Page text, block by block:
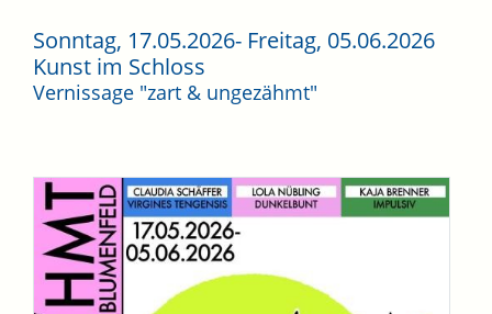
Sonntag, 17.05.2026- Freitag, 05.06.2026
Kunst im Schloss
Vernissage "zart & ungezähmt"